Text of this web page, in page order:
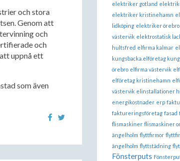
och stora
Genom att
och
och
uppnå ett
som även
elektriker gotland
elektriker kristinehamn
lidköping elektriker örebro
västervik elektrostatisk
hultsfred elfirma kalmar
kungsbacka.elföretag
örebro elfirma västervik
elföretag kristinehamn
västervik elinstallationer
energikostnader erp
faktureringsföretag fasad
flismaskiner flismaskiner
ängelholm flyttfirmor
ängelholm flyttstädning
Fönsterputs